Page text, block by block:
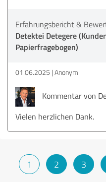
Erfahrungsbericht &
Detektei Detegere
Papierfragebogen)
01.06.2025 Anonym
Kommentar von
Vielen herzlichen Dank.
1 2 3